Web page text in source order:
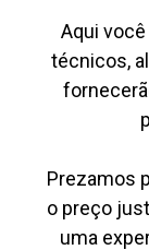
Aqui
técnicos,
Prezamos
o preço
uma